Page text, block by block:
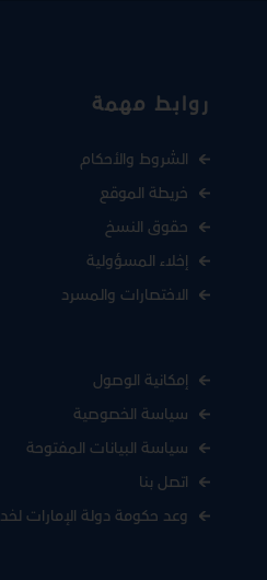
روابط مهمة
الشروط والأحكام
خريطة الموقع
حقوق النسخ
إخلاء المسؤولية
الاختصارات والمسرد
إمكانية الوصول
سياسة الخصوصية
سياسة البيانات المفتوحة
اتصل بنا
وعد حكومة دولة الإمارات